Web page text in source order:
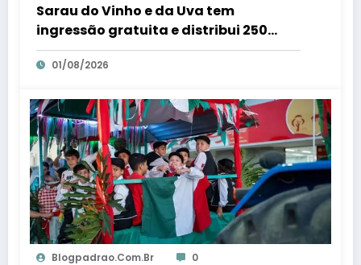
Sarau do Vinho e da Uva tem
ingressão gratuita e distribui 250
litros de suco em Santa Teresa – Em
Dia ES
01/08/2026
Blogpadrao.com.br 0